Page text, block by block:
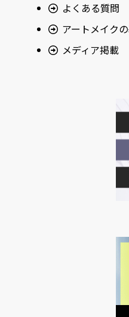
よくある質問
アートメイク
メディア掲載